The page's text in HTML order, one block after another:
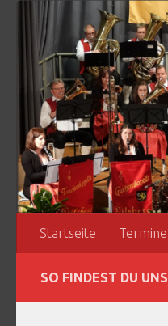
Zum Inhalt springen
Startseite Termine
SO FINDEST DU UNS